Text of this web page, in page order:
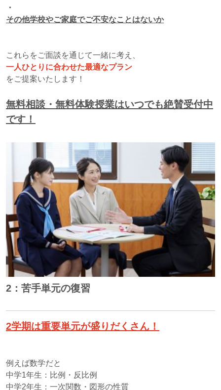
・
その他学校やご家庭でご不安なことはないか
これらをご面談を通じて一緒に考え、
一人ひとりに合わせた最適なプラン
をご提案いたします！
無料相談・無料体験授業はいつでも絶賛受付中
です！
2：苦手単元の復習
2学期は重要単元が盛りだくさん！
例えば数学だと
中学1年生：比例・反比例
中学2年生：一次関数・図形の性質